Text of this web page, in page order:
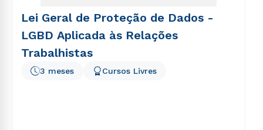
Lei Geral de Proteção de Dados -
LGBD Aplicada às Relações
Trabalhistas
3 meses Cursos Livres